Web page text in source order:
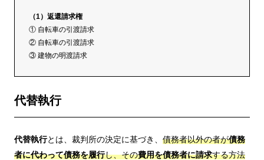
（1）返還請求権
① 自転車の引渡請求
② 自転車の引渡請求
③ 建物の明渡請求
代替執行
代替執行とは、裁判所の決定に基づき、 債務者以外の者が債務
者に代わって債務を履行し、その費用を債務者に請求する方法